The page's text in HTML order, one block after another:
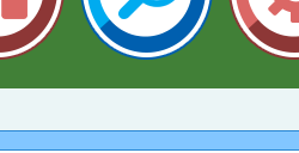
林老師
教師榮獲教
參與2026世